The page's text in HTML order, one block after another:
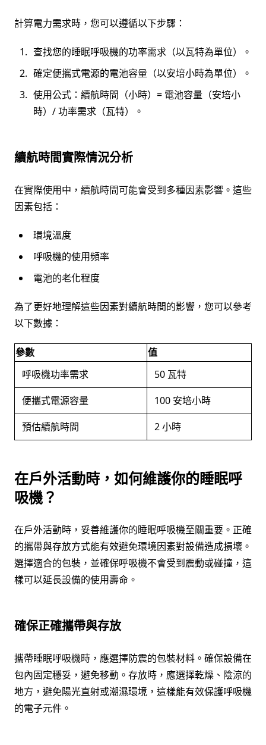
計算電力需求時，您可以遵循以下步驟：
查找您的睡眠呼吸機的功率需求（以瓦特為單位）。
確定便攜式電源的電池容量（以安培小時為單位）。
使用公式：續航時間（小時）= 電池容量（安培小
時）/ 功率需求（瓦特）。
續航時間實際情況分析
在實際使用中，續航時間可能會受到多種因素影響。這些
因素包括：
環境溫度
呼吸機的使用頻率
電池的老化程度
為了更好地理解這些因素對續航時間的影響，您可以參考
以下數據：
參數
值
呼吸機功率需求
50 瓦特
便攜式電源容量
100 安培小時
預估續航時間
2 小時
在戶外活動時，如何維護你的睡眠呼
吸機？
在戶外活動時，妥善維護你的睡眠呼吸機至關重要。正確
的攜帶與存放方式能有效避免環境因素對設備造成損壞。
選擇適合的包裝，並確保呼吸機不會受到震動或碰撞，這
樣可以延長設備的使用壽命。
確保正確攜帶與存放
攜帶睡眠呼吸機時，應選擇防震的包裝材料。確保設備在
包內固定穩妥，避免移動。存放時，應選擇乾燥、陰涼的
地方，避免陽光直射或潮濕環境，這樣能有效保護呼吸機
的電子元件。